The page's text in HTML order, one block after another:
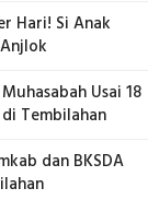
Hari! Si Anak
Usai 18
Monyet di Tembilahan
dan BKSDA